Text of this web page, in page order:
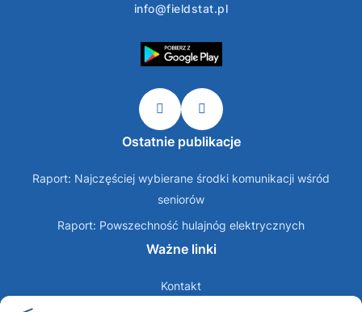
info@fieldstat.pl
Ostatnie publikacje
Raport: Najczęściej wybierane środki komunikacji wśród
seniorów
Raport: Powszechność hulajnóg elektrycznych
Ważne linki
Kontakt